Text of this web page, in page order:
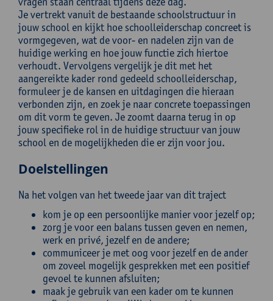
Je vertrekt vanuit de bestaande schoolstructuur in
jouw school en kijkt hoe schoolleiderschap concreet is
vormgegeven, wat de voor- en nadelen zijn van de
huidige werking en hoe jouw functie zich hiertoe
verhoudt. Vervolgens vergelijk je dit met het
aangereikte kader rond gedeeld schoolleiderschap,
formuleer je de kansen en uitdagingen die hieraan
verbonden zijn, en zoek je naar concrete toepassingen
om dit vorm te geven. Je zoomt daarna terug in op
jouw specifieke rol in de huidige structuur van jouw
school en de mogelijkheden die er zijn voor jou.
Doelstellingen
Na het volgen van het tweede jaar van dit traject
kom je op een persoonlijke manier voor jezelf op;
zorg je voor een balans tussen geven en nemen,
werk en privé, jezelf en de andere;
communiceer je met oog voor jezelf en de ander
om zoveel mogelijk gesprekken met een positief
gevoel te kunnen afsluiten;
maak je gebruik van een kader om te kunnen